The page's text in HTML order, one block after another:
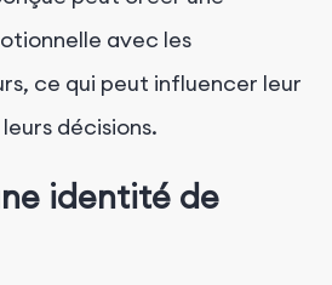
avec les
ce qui peut influencer leur
décisions.
identité de